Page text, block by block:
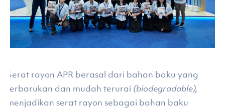
Serat rayon APR berasal dari bahan baku yang
terbarukan dan mudah terurai (biodegradable),
menjadikan serat rayon sebagai bahan baku